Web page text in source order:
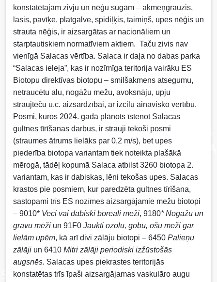
konstatētajām zivju un nēģu sugām – akmeņgrauzis,
lasis, pavīķe, platgalve, spidiļķis, taimiņš, upes nēģis un
strauta nēģis, ir aizsargātas ar nacionāliem un
starptautiskiem normatīviem aktiem. Taču zivis nav
vienīgā Salacas vērtība. Salaca ir daļa no dabas parka
“Salacas ieleja”, kas ir nozīmīga teritorija vairāku ES
Biotopu direktīvas biotopu – smilšakmens atsegumu,
netraucētu alu, nogāžu mežu, avoksnāju, upju
straujteču u.c. aizsardzībai, ar izcilu ainavisko vērtību.
Posmi, kuros 2024. gadā plānots īstenot Salacas
gultnes tīrīšanas darbus, ir strauji tekoši posmi
(straumes ātrums lielāks par 0,2 m/s), bet upes
piederība biotopa variantam tiek noteikta plašākā
mērogā, tādēļ kopumā Salaca atbilst 3260 biotopa 2.
variantam, kas ir dabiskas, lēni tekošas upes. Salacas
krastos pie posmiem, kur paredzēta gultnes tīrīšana,
sastopami trīs ES nozīmes aizsargājamie mežu biotopi
– 9010* Veci vai dabiski boreāli meži, 9180* Nogāžu un
gravu meži un 91F0 Jaukti ozolu, gobu, ošu meži gar
lielām upēm, kā arī divi zālāju biotopi – 6450 Palieņu
zālāji un 6410 Mitri zālāji periodiski izžūstošās
augsnēs. Salacas upes piekrastes teritorijās
konstatētas trīs īpaši aizsargājamas vaskulāro augu